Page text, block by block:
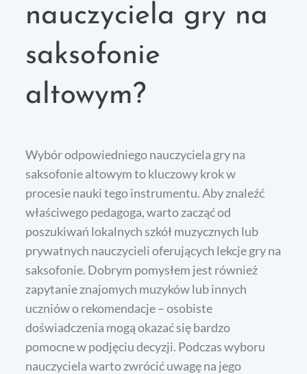
nauczyciela gry na
saksofonie
altowym?
Wybór odpowiedniego nauczyciela gry na
saksofonie altowym to kluczowy krok w
procesie nauki tego instrumentu. Aby znaleźć
właściwego pedagoga, warto zacząć od
poszukiwań lokalnych szkół muzycznych lub
prywatnych nauczycieli oferujących lekcje gry na
saksofonie. Dobrym pomysłem jest również
zapytanie znajomych muzyków lub innych
uczniów o rekomendacje – osobiste
doświadczenia mogą okazać się bardzo
pomocne w podjęciu decyzji. Podczas wyboru
nauczyciela warto zwrócić uwagę na jego